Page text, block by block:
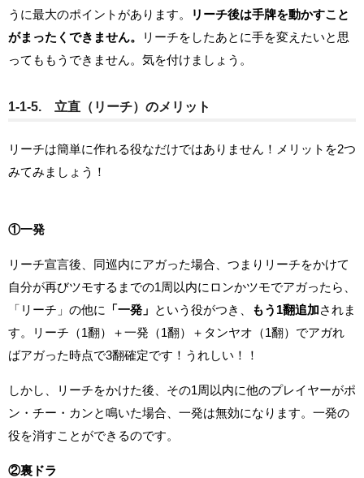
うに最大のポイントがあります。
リーチ後は手牌を動かすこと
がまったくできません。
リーチをしたあとに手を変えたいと思
ってももうできません。気を付けましょう。
1-1-5. 立直（リーチ）のメリット
リーチは簡単に作れる役なだけではありません！メリットを2つ
みてみましょう！
①一発
リーチ宣言後、同巡内にアガった場合、つまりリーチをかけて
自分が再びツモするまでの1周以内にロンかツモでアガったら、
「リーチ」の他に
「一発」 という役がつき、 もう1翻追加されま
す。リーチ（1翻）＋一発（1翻）＋タンヤオ（1翻）でアガれ
ばアガった時点で3翻確定です！うれしい！！
しかし、リーチをかけた後、その1周以内に他のプレイヤーがポ
ン・チー・カンと鳴いた場合、一発は無効になります。一発の
役を消すことができるのです。
②裏ドラ